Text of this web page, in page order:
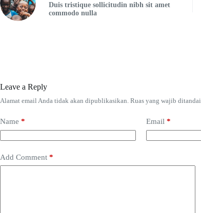
Duis tristique sollicitudin nibh sit amet
commodo nulla
Leave a Reply
Alamat email Anda tidak akan dipublikasikan. Ruas yang wajib ditandai
Name * Email *
Add Comment *